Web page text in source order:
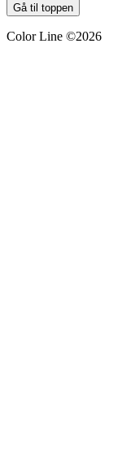
Gå til toppen
Color Line ©2026